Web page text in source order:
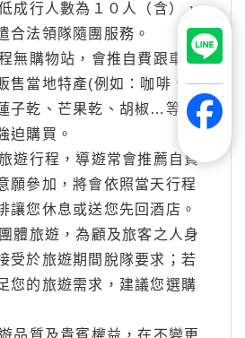
成行人數為１０人（含），
合法領隊隨團服務。
無購物站，會推自費跟車售
售當地特產(例如：咖啡、腰
子乾、芒果乾、胡椒…等)，
迫購買。
遊行程，導遊常會推薦自費
願參加，將會依照當天行程
讓您休息或送您先回酒店。
體旅遊，為顧及旅客之人身
受於旅遊期間脫隊要求；若
您的旅遊需求，建議您選購